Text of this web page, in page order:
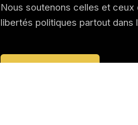
Nous soutenons celles et ceux
libertés politiques partout dans